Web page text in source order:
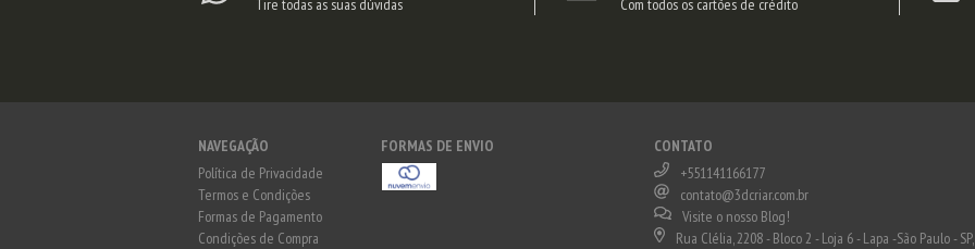
Tire todas as suas dúvidas Com todos os cartões de crédito
NAVEGAÇÃO
Política de Privacidade
Termos e Condições
Formas de Pagamento
Condições de Compra
FORMAS DE ENVIO
CONTATO
+551141166177
contato@3dcriar.com.br
Visite o nosso Blog!
Rua Clélia, 2208 - Bloco 2 - Loja 6 - Lapa -São Paulo - SP,